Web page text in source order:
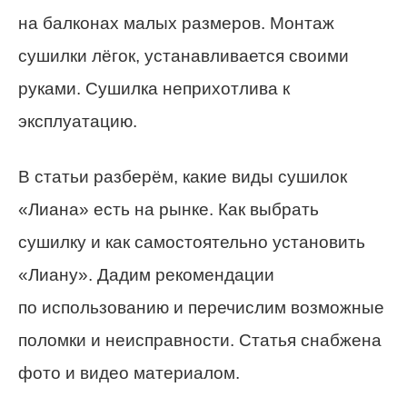
на балконах малых размеров. Монтаж
сушилки лёгок, устанавливается своими
руками. Сушилка неприхотлива к
эксплуатацию.
В статьи разберём, какие виды сушилок
«Лиана» есть на рынке. Как выбрать
сушилку и как самостоятельно установить
«Лиану». Дадим рекомендации
по использованию и перечислим возможные
поломки и неисправности. Статья снабжена
фото и видео материалом.